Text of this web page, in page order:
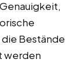
Bestände
werden